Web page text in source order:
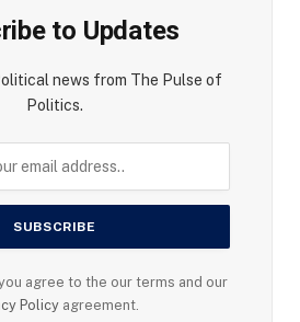
to Updates
news from The Pulse of
Politics.
agree to the our terms and our
Policy agreement.